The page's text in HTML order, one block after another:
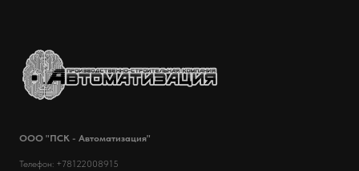
ООО "ПСК - Автоматизация"
Телефон: +78122008915